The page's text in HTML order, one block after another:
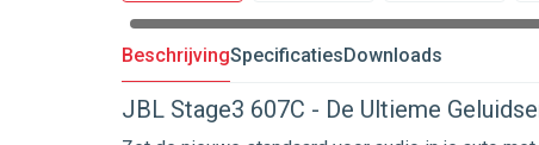
BeschrijvingSpecificatiesDownloads
JBL Stage3 607C - De Ultieme